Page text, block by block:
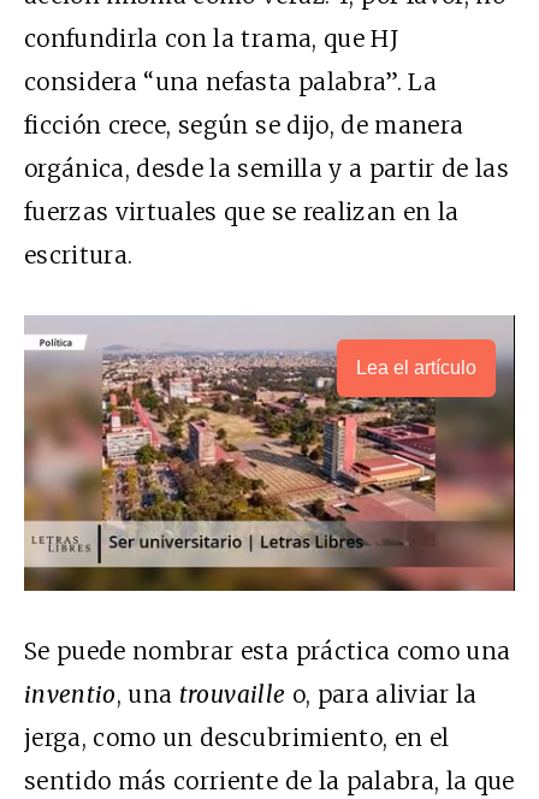
confundirla con la trama, que HJ
considera “una nefasta palabra”. La
ficción crece, según se dijo, de manera
orgánica, desde la semilla y a partir de las
fuerzas virtuales que se realizan en la
escritura.
Lea el artículo
Se puede nombrar esta práctica como una
inventio, una trouvaille o, para aliviar la
jerga, como un descubrimiento, en el
sentido más corriente de la palabra, la que